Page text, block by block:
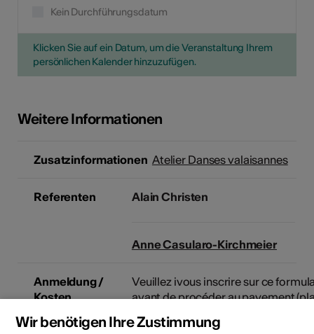
Kein Durchführungsdatum
Klicken Sie auf ein Datum, um die Veranstaltung Ihrem
persönlichen Kalender hinzuzufügen.
Weitere Informationen
Zusatzinformationen Atelier Danses valaisannes
Referenten Alain Christen
Anne Casularo-Kirchmeier
Anmeldung /
Kosten
Veuillez ivous inscrire sur ce
avant de procéder au payement
https://forms.gle/
Wir benötigen Ihre Zustimmung